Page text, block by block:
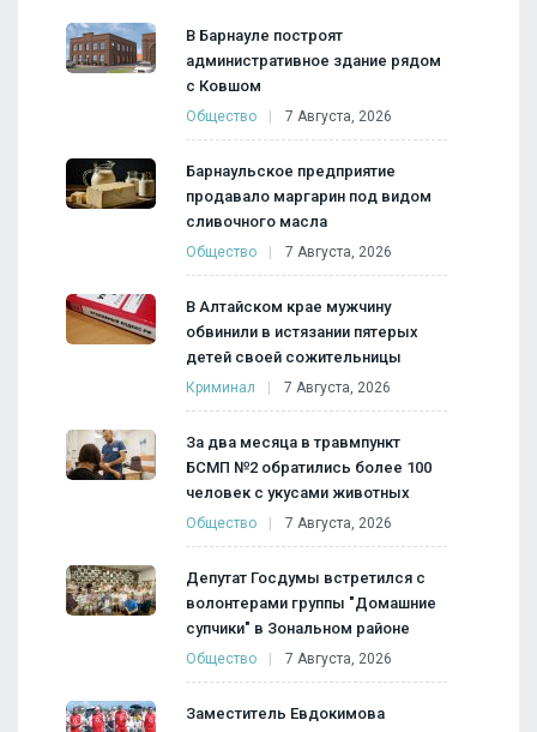
В Барнауле построят
административное здание рядом
с Ковшом
Общество 7 Августа, 2026
Барнаульское предприятие
продавало маргарин под видом
сливочного масла
Общество 7 Августа, 2026
В Алтайском крае мужчину
обвинили в истязании пятерых
детей своей сожительницы
Криминал 7 Августа, 2026
За два месяца в травмпункт
БСМП №2 обратились более 100
человек с укусами животных
Общество 7 Августа, 2026
Депутат Госдумы встретился с
волонтерами группы "Домашние
супчики" в Зональном районе
Общество 7 Августа, 2026
Заместитель Евдокимова